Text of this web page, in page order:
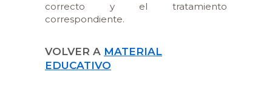
correcto y el tratamiento
correspondiente.
VOLVER A MATERIAL
EDUCATIVO